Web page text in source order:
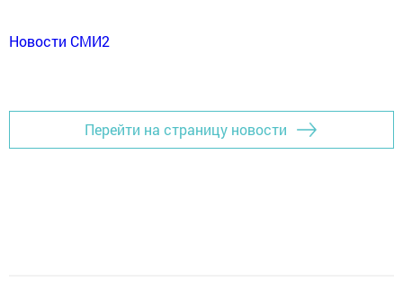
Новости СМИ2
Перейти на страницу новости